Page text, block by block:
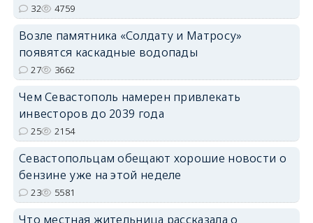
32 4759
Возле памятника «Солдату и Матросу»
появятся каскадные водопады
27 3662
Чем Севастополь намерен привлекать
инвесторов до 2039 года
25 2154
Севастопольцам обещают хорошие новости о
бензине уже на этой неделе
23 5581
Что местная жительница рассказала о